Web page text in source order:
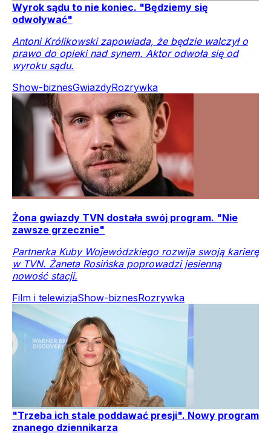
Wyrok sądu to nie koniec. "Będziemy się
odwoływać"
Antoni Królikowski zapowiada, że będzie walczył o
prawo do opieki nad synem. Aktor odwoła się od
wyroku sądu.
Show-biznesGwiazdyRozrywka
Żona gwiazdy TVN dostała swój program. "Nie
zawsze grzecznie"
Partnerka Kuby Wojewódzkiego rozwija swoją karierę
w TVN. Żaneta Rosińska poprowadzi jesienną
nowość stacji.
Film i telewizjaShow-biznesRozrywka
"Trzeba ich stale poddawać presji". Nowy program
znanego dziennikarza